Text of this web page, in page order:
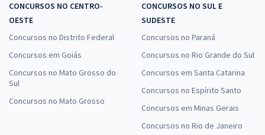
CONCURSOS NO CENTRO-
OESTE
Concursos no Distrito Federal
Concursos em Goiás
Concursos no Mato Grosso do
Sul
Concursos no Mato Grosso
CONCURSOS NO SUL E
SUDESTE
Concursos no Paraná
Concursos no Rio Grande do Sul
Concursos em Santa Catarina
Concursos no Espírito Santo
Concursos em Minas Gerais
Concursos no Rio de Janeiro